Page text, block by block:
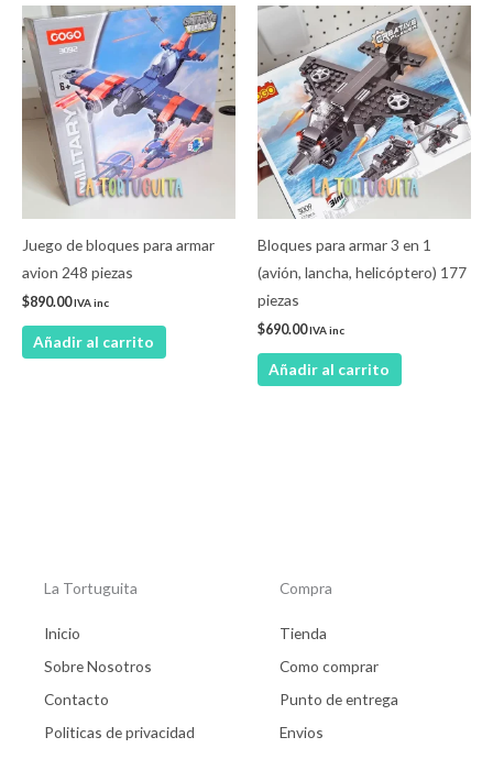
Juego de bloques para armar
avion 248 piezas
$890.00IVA inc
Añadir al carrito
Bloques para armar 3 en 1
(avión, lancha, helicóptero) 177
piezas
$690.00IVA inc
Añadir al carrito
La Tortuguita
Inicio
Sobre Nosotros
Contacto
Politicas de privacidad
Compra
Tienda
Como comprar
Punto de entrega
Envios